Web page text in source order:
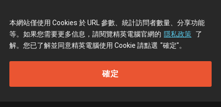
本網站僅使用 Cookies 於 URL 參數、統計訪問者數量、分享功能
等。如果您需要更多信息，請閱覽精英電腦官網的 隱私政策 了
解。您已了解並同意精英電腦使用 Cookie 請點選 "確定"。
確定